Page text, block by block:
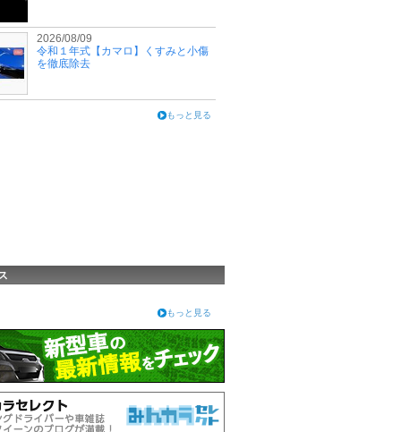
2026/08/09
令和１年式【カマロ】くすみと小傷
を徹底除去
もっと見る
もっと見る